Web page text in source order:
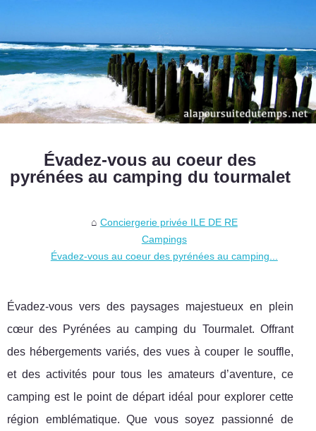
Évadez-vous au coeur des
pyrénées au camping du tourmalet
Conciergerie privée ILE DE RE
Campings
Évadez-vous au coeur des pyrénées au camping...
Évadez-vous vers des paysages majestueux en plein
cœur des Pyrénées au camping du Tourmalet. Offrant
des hébergements variés, des vues à couper le souffle,
et des activités pour tous les amateurs d’aventure, ce
camping est le point de départ idéal pour explorer cette
région emblématique. Que vous soyez passionné de